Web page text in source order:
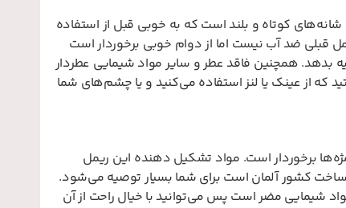
کوتاه و بلند است که به خوبی قبل از استفاده
قبلی ضد آب نیست اما از دوام خوبی برخوردار است
بدهد. همچنین فاقد عطر و سایر مواد شیمایی عطر‌دار
که از عینک یا لنز استفاده می‌کنید و یا چشم‌های شما
برخوردار است. مواد تشکیل دهنده این ریمل
کشور آلمان است برای شما بسیار توصیه می‌شود.
شیمایی مضر است پس می‌توانید با خیال راحت از آن